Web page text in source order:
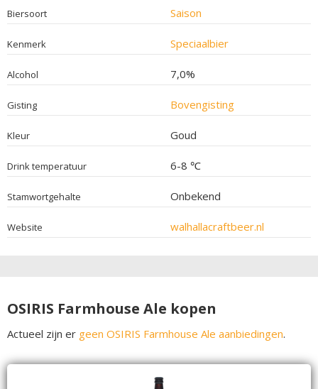
Biersoort Saison
Kenmerk Speciaalbier
Alcohol 7,0%
Gisting Bovengisting
Kleur Goud
Drink temperatuur 6-8 ℃
Stamwortgehalte Onbekend
Website walhallacraftbeer.nl
OSIRIS Farmhouse Ale kopen
Actueel zijn er geen OSIRIS Farmhouse Ale aanbiedingen.